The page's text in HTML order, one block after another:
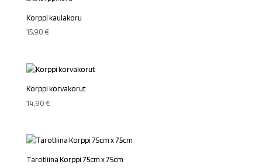
Korppi kaulakoru
15,90€
Korppi korvakorut
14,90€
Tarotliina Korppi 75cm x 75cm